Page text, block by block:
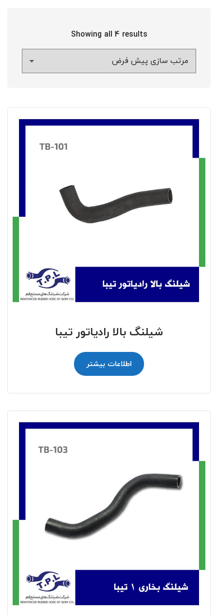
Showing all 4 results
شیلنگ بالا رادیاتور تیبا
اطلاعات بیشتر